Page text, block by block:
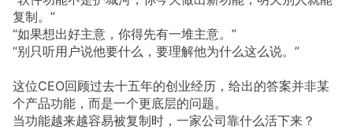
复制。”
“如果想出好主意，你得先有一堆主意。”
“别只听用户说他要什么，要理解他为什么这么说。”
这位CEO回顾过去十五年的创业经历，给出的答案并非某
个产品功能，而是一个更底层的问题。
当功能越来越容易被复制时，一家公司靠什么活下来？